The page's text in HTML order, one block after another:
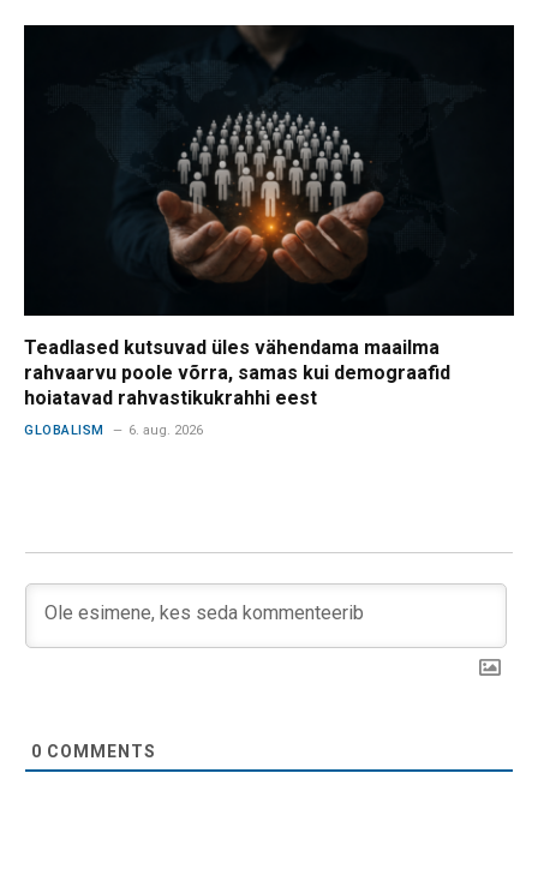
Teadlased kutsuvad üles vähendama maailma
rahvaarvu poole võrra, samas kui demograafid
hoiatavad rahvastikukrahhi eest
GLOBALISM 6. aug. 2026
0 COMMENTS